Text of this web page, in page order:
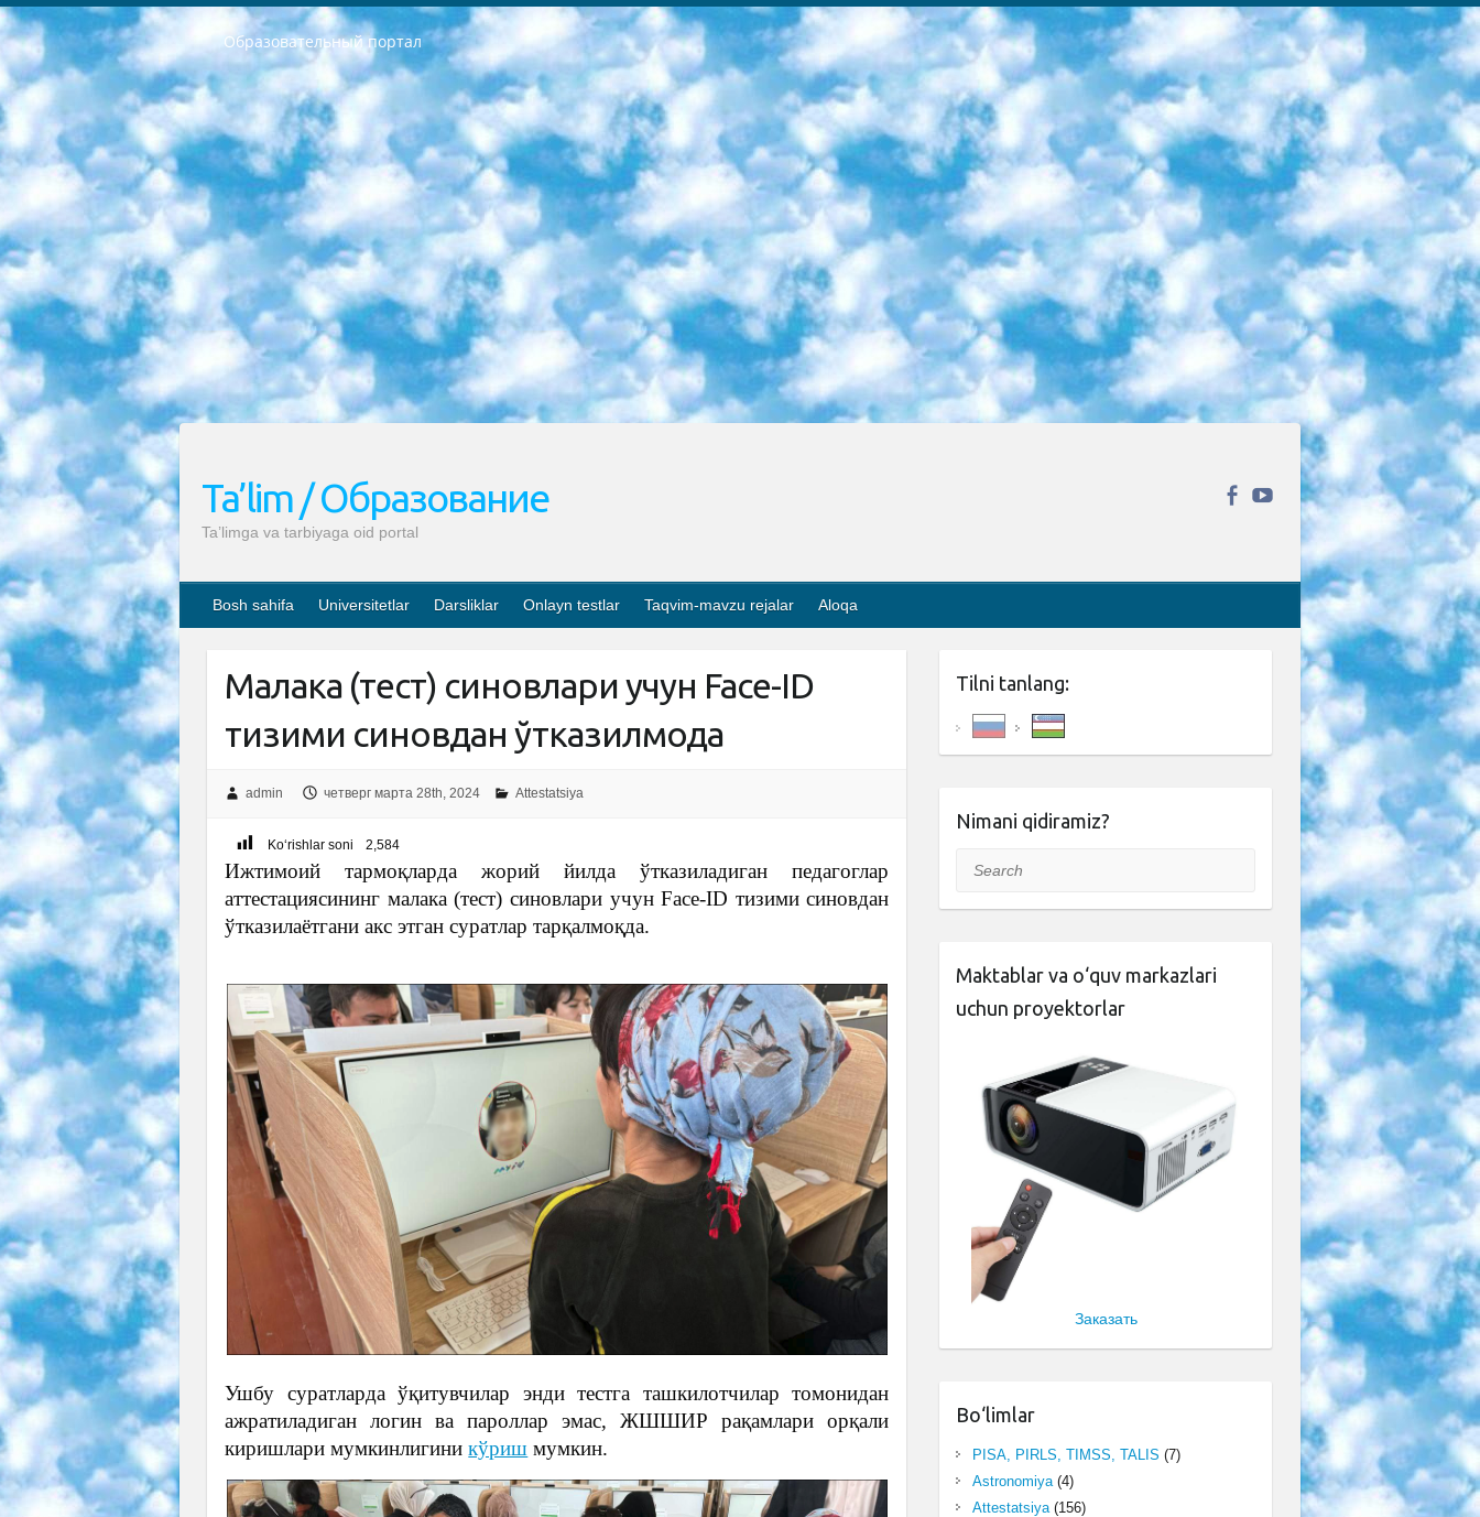
Образовательный портал
РЕСПУБЛИКА УЗБЕКИСТАН МИНИСТРЕРСТВО ДОШКОЛЬНОГО И ШКОЛЬНОГО ОБРАЗОВАНИЯ КОМАНДА в общеобразовательных учреждениях в 2023-2024 учебном году организация и проведение итоговой государственной аттестации обучающихся о Министра дошкольного и школьного образования Республики Узбекистан от 4 марта 2008 года (постановлением Минюста от 20 марта 2008 года № 1778 государственной регистрации) «Итоговое состояние учащихся общего среднего образования на основании положения об утверждении положения об аттестации общего среднего образования выпускной экзамен студентов в образовательных учреждениях в 2023-2024 учебном году В целях организации и прохождения аттестации приказываю: 1. Следующее: перечень предметов, по которым будет проводиться итоговая государственная аттестация и экзамен формы перевода согласно приложению 1; сертификаты международного образца, оценивающие уровень владения иностранными языками перечень согласно приложению 2; 2. Педагогический при специализированных образовательных учреждениях. научно-практический центр квалификации и международной оценки (Д.Давидова) 2024 г. До 25 марта: задания по предметам, по которым будет проводиться итоговая аттестация разработка и утверждение технических условий; итоговая аттестация на основании разработанного предметного задания разработка вопросов по предметам (устно и письменно), экзамен передача; общеобразовательные средние школы и специальные учебные заведения учащиеся выпускных классов школ и интернатов в агентской системе подготовка базы данных экзаменационных материалов и критериев оценки; перевод базы экзаменационных материалов на все языки обучения подать в Республиканский образовательный центр для изготовления; варианты экзаменов на основе разработанных контрольных материалов пусть будут поставлены задачи формирования. 3. Республиканский образовательный центр (Ш.Худайкулов) до 5 апреля 2024 года. до: база данных предоставленных экзаменационных материалов на все языки обучения перевод и экспертиза; для слепых, слабовидящих, глухих, слабослышащих и умственно отсталых детей учащиеся выпускных классов специализированных школ и школ-интернатов база данных экзаменационных материалов на всех преподаваемых языках подготовка критериев оценки; специализированные школы для умственно отсталых детей и технологии для учащихся выпускных классов школ-интернатов разработка соответствующих рекомендаций и критериев проведения ЕГЭ по естествознанию давать задания. 4. Педагогический при специализированных образовательных учреждениях. Научно-практический центр навыков и международной оценки (Д.Давидова), Республика образовательный центр (Худайкулов Ш.) итоговый государственный аттестационный экзамен ориентирован на творческое и логическое мышление при подготовке базы материалов учитывать введение заданий. 5. Следует отметить, что: сертификат государственного образца о знании общеобразовательного предмета и как минимум национальный уровень B1 по предметам на иностранных языках, указанным в Приложении 2. или международно признанный сертификат эквивалентного уровня студенты, изучающие определенный предмет, освобождаются от экзамена; по соответствующим предметам запланирована итоговая государственная аттестация за день до дня, путем жеребьевки Рабочей группой (в письменной форме по предметам, проводимым в форме) из числа сформированных вариантов выбрано 2 варианта; 2 выбранных варианта экзамена анонсированы на официальном сайте министерства и все выпускники по всей стране на основе этих вариантов проводит итоговую государственную аттестацию. 6. Государственное образование учащихся средних общеобразовательных учреждений. знания в соответствии с квалификационными требованиями, которые необходимо приобрести на основании стандартов итоговый (выпускной) контроль для 9 и 11 классов в целях тестирования Экзамены (далее – экзамены) состоят из предметов, перечисленных в приложении 1. будет сделано. 7. Экзамены пройдут с 26 мая по 15 июня 2024 г. (кроме науки физического воспитания). 8. Физическая для учащихся 9 классов общесредних образовательных учреждений. Экзамены по предмету «Образование, квалификация медицина» 1-6 мая 2024 года. сотрудники перевести под присмотр (с отклонениями в физическом или умственном развитии) специализированная школа для детей, школы-интернаты и со сколиозом школы-интернаты санаторного типа для больных детей исключены). 9. Он был слепым, слабовидящим и имел нарушения опорно-двигательного аппарата. экзамены в специализированных школах и интернатах для детей должны проводиться исходя из требований, предъявляемых к общеобразовательным учреждениям (физкультура кроме науки). 10. Специализированная школа для глухих и слабослышащих детей. и экзамены в интернатах и быть реализован в виде письменного теста по математике. 11. Специальность для умственно отсталых детей. Для 9 класса Родной язык и литературное письмо Государственный язык (язык обучения – узбекский). для неклассов) написано Математическое письмо Письменная/устная история Узбекистана Физическое воспитание практично Итоговый контроль Для 11 класса Написание родного языка и литературы (эссе) Математическое письмо Узбекский язык (обучение на узбекском языке) не посещающее общее среднее образование для учреждений)/Образовательное учреждение выбор письменный и устный Иностранный язык письменный/устный Письменная/устная история Узбекистана *По выбору студента:  Химия  Физика  Основы государственного права  География 10 бесплатных образовательных ресурсов - Мы составили подборку онлайн-проектов с интерактивными упражнениями, видеолекциями и статьями. Они помогут вам обрести новые и освежить старые знания бесплатно. 1. «ИНТУИТ» Старейшая образовательная площадка Рунета. Здесь вы найдёте сотни текстовых и видеокурсов на десятки различных тем — от программирования до психологии. Многие курсы подготовлены российскими университетами и крупными международными компаниями вроде Intel и Microsoft. Самостоятельное обучение бесплатное, но желающие могут оплатить услуги персональных наставников. 2. «Смартия» знакомит с актуальными профессиями и подсказывает, как им обучаться. Выбрав заинтересовавшую вас специальность — SMM-специалист, фотограф, веб-дизайнер или другую, — увидите список необходимых для неё умений. Чтобы вы могли освоить их самостоятельно, для каждого умения площадка отображает подборку ссылок на учебные материалы. Хотя «Смартия» ориентируется на русскоязычную аудиторию, часть контента всё же доступна только на английском. 3. «Лекторий Физтеха» Проект Московского физико-технического института (Физтеха). С его помощью вы можете смотреть онлайн серии лекций, записанные на видео в этом вузе. В числе доступных предметов — физика, биология, химия, информационные технологии и другие. К некоторым лекциям администрация ресурса прилагает готовые конспекты, которые можно скачивать в PDF-формате. 4. ITMOcourses Онлайн-площадка Санкт-Петербургского национального исследовательского университета информационных технологий, механики и оптики (ИТМО). Ресурс предоставляет свободный доступ к курсам, разработанным в этом вузе. Каталог материалов разбит на четыре категории: «Оптические системы и технологии», «Приборостроение и робототехника», «Информационные технологии» и «Биотехнологии». Курсы состоят из видеолекций, интерактивных демонстраций и заданий. 5. «КиберЛенинка» Электронная научная библиотека открытого доступа. Каталог площадки регулярно обрастает текстами статей из различных научных изданий. Сгруппированные по журналам и рубрикам публикации можно читать онлайн или скачивать целиком в PDF-формате. Проект нацелен на популяризацию науки за счёт открытого доступа к качественной информации. 6. «ПостНаука» На этом ресурсе публикуют подборки видеолекций, составленные экспертами из разных отраслей и объединённые общими темами. Среди них, к примеру, есть серии «Биоинформатика и геномика», «Культура средневековой Скандинавии» и Cinema Studies о теории кино. Каждая подборка лекций — логически связанная история, рассказанная экспертом от первого лица. Кроме того, на сайте появляются научно-образовательные статьи и тесты на разные темы. 7. «Newочём» Команда проекта «Newочём» отбирает самые интересные тексты из англоязычных СМИ и переводит те из них, за которые голосуют участники сообщества «ВКонтакте». По большей части это научно-популярные статьи. Редакторы придумывают лишь заголовки, в остальном содержание переводов соответствует оригиналам. Полные тексты можно читать прямо в социальной сети. 8. InternetUrok Онлайн-база материалов по основным дисциплинам школьной программы. Информация на сайте структурирована по классам, предметам и темам (урокам). Каждый урок состоит из видеолекций и конспектов. Есть также интерактивные тренажёры и тесты для закрепления пройденного материала. Даже если вы давно окончили школу, возможность повторить программу старших классов всегда может пригодиться. 9. Edutainme Ещё один ресурс об образовании. В отличие от Newtonew, как мне кажется, Edutainme больше ориентируется на представителей индустрии: педагогов, предпринимателей, разработчиков образовательных проектов. Но и любой, кто просто стремится к саморазвитию, найдёт на сайте много полезного и интересного для себя. Например, информацию о новых курсах и образовательных сервисах. 10. Newtonew Онлайн-медиа об образовании и обучении в широком смысле. Авторы Newtonew пишут об инструментах, заведениях, тактиках и стратегиях, которые помогают учить других и получать новые знания самостоятельно. На этой площадке вы найдёте новости, обзоры, аналитические мат
Ta’lim / Образование
Ta’limga va tarbiyaga oid portal
Bosh sahifa Universitetlar Darsliklar Onlayn testlar Taqvim-mavzu rejalar Aloqa
Малака (тест) синовлари учун Face-ID
тизими синовдан ўтказилмоқда
admin четверг марта 28th, 2024 Attestatsiya
Ko‘rishlar soni 2,584
Ижтимоий тармоқларда жорий йилда ўтказиладиган педагоглар
аттестациясининг малака (тест) синовлари учун Face-ID тизими синовдан
ўтказилаётгани акс этган суратлар тарқалмоқда.
Ушбу суратларда ўқитувчилар энди тестга ташкилотчилар томонидан
ажратиладиган логин ва пароллар эмас, ЖШШИР рақамлари орқали
киришлари мумкинлигиникўриш мумкин.
Tilni tanlang:
Nimani qidiramiz?
Search
Maktablar va o‘quv markazlari
uchun proyektorlar
Заказать
Bo‘limlar
PISA, PIRLS, TIMSS, TALIS (7)
Astronomiya(4)
Attestatsiya(156)